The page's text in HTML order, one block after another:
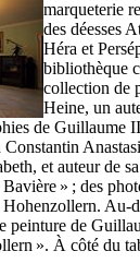
marqueterie
des déesses
Héra et
bibliothèque
collection de
Heine, un
de Guillaume II
Constantin
et auteur de
Bavière » ; des
Hohenzollern. Au-
peinture de
». À côté du